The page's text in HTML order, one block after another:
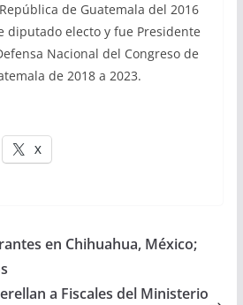
de Guatemala del 2016
diputado electo y fue Presidente
Nacional del Congreso de
de 2018 a 2023.
X
en Chihuahua, México;
a Fiscales del Ministerio